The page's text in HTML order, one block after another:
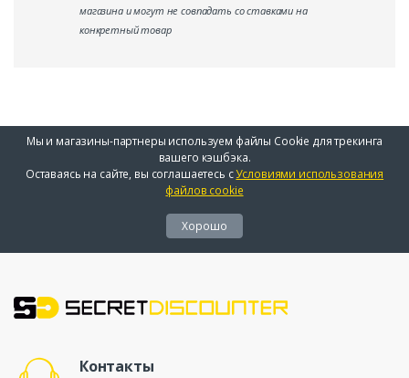
магазина и могут не совпадать со ставками на
конкретный товар
Мы и магазины-партнеры используем файлы Cookie для трекинга
вашего кэшбэка.
Оставаясь на сайте, вы соглашаетесь сУсловиями использования
файлов cookie
Хорошо
Контакты